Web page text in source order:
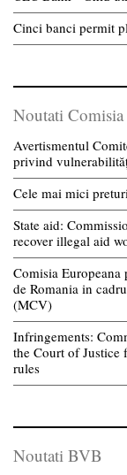
Cinci banci permit
Noutati Comisia
Avertismentul
privind
Cele mai mici
State aid:
recover illegal aid
Comisia
de Romania in
(MCV)
Infringements:
the Court of Justice
rules
Noutati BVB